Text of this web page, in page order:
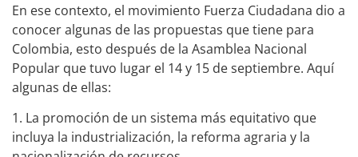
En ese contexto, el movimiento Fuerza Ciudadana dio a
conocer algunas de las propuestas que tiene para
Colombia, esto después de la Asamblea Nacional
Popular que tuvo lugar el 14 y 15 de septiembre. Aquí
algunas de ellas:
1. La promoción de un sistema más equitativo que
incluya la industrialización, la reforma agraria y la